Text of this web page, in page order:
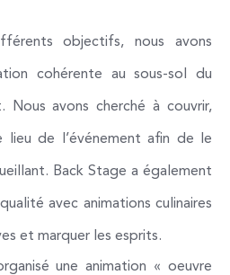
objectifs, nous avons
cohérente au sous-sol du
Nous avons cherché à couvrir,
lieu de l’événement afin de le
Back Stage a également
avec animations culinaires
et marquer les esprits.
une animation « oeuvre